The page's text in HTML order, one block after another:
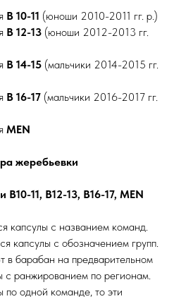
B 10-11 (юноши 2010-2011 гг. р.)
В 12-13 (юноши 2012-2013 гг.
B 14-15 (мальчики 2014-2015 гг.
В 16-17 (мальчики 2016-2017 гг.
MEN
жеребьевки
В10-11, В12-13, В16-17, MEN
капсулы с названием команд.
капсулы с обозначением групп.
в барабан на предварительном
с ранжированием по регионам.
по одной команде, то эти